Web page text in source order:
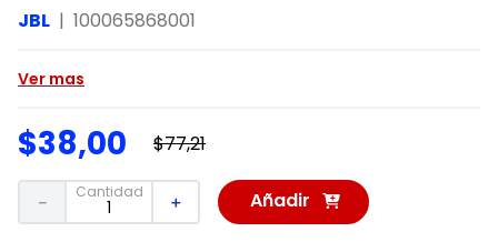
JBL | 100065868001
Ver mas
$38,00 $77,21
Cantidad
＋
－ Añadir
al